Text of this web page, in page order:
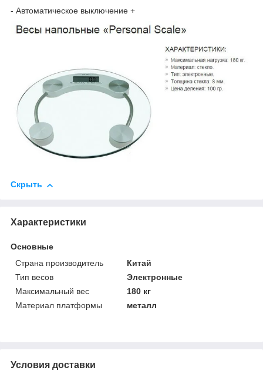
- Автоматическое выключение +
Скрыть
Характеристики
Основные
Страна производитель
Китай
Тип весов
Электронные
Максимальный вес
180 кг
Материал платформы
металл
Условия доставки